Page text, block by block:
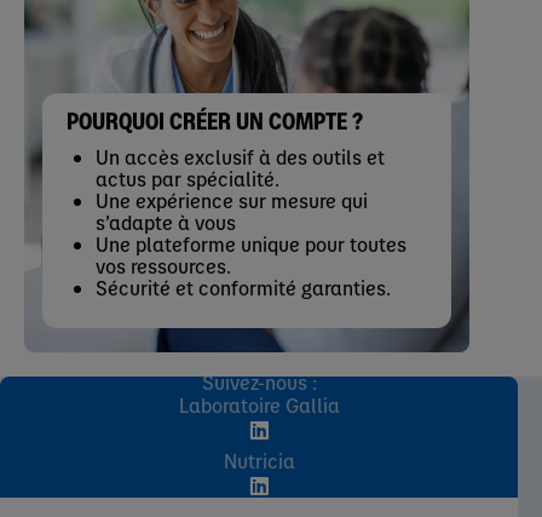
POURQUOI CRÉER UN COMPTE ?
Un accès exclusif à des outils et
actus par spécialité.
Une expérience sur mesure qui
s’adapte à vous
Une plateforme unique pour toutes
vos ressources.
Sécurité et conformité garanties.
Suivez-nous :
Laboratoire Gallia
Nutricia